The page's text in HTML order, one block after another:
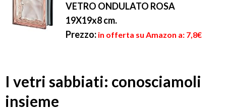
VETRO ONDULATO ROSA
19X19x8 cm.
Prezzo: in offerta su Amazon a: 7,8€
I vetri sabbiati: conosciamoli
insieme